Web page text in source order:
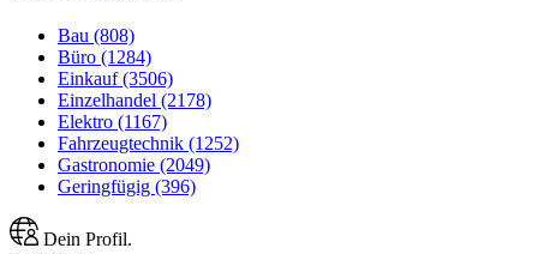
Bau (808)
Büro (1284)
Einkauf (3506)
Einzelhandel (2178)
Elektro (1167)
Fahrzeugtechnik (1252)
Gastronomie (2049)
Geringfügig (396)
Dein Profil.